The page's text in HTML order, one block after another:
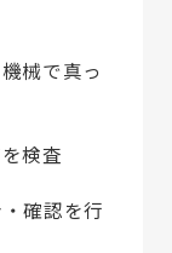
械で真っ
検査
確認を行